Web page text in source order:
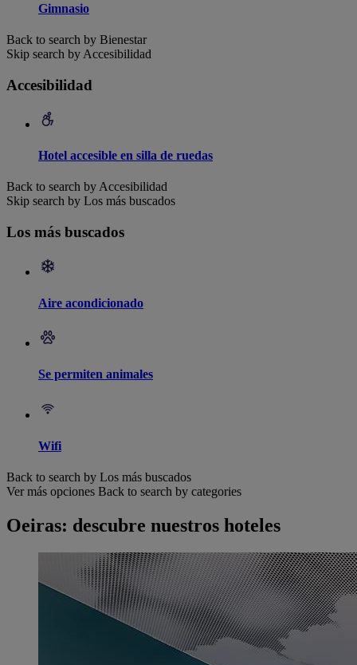
Gimnasio
Back to search by Bienestar
Skip search by Accesibilidad
Accesibilidad
Hotel accesible en silla de ruedas
Back to search by Accesibilidad
Skip search by Los más buscados
Los más buscados
Aire acondicionado
Se permiten animales
Wifi
Back to search by Los más buscados
Ver más opciones Back to search by categories
Oeiras: descubre nuestros hoteles